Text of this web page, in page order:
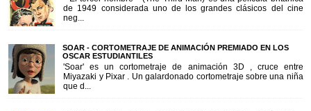
de 1949 considerada uno de los grandes clásicos del cine
neg...
SOAR - CORTOMETRAJE DE ANIMACIÓN PREMIADO EN LOS
OSCAR ESTUDIANTILES
'Soar' es un cortometraje de animación 3D , cruce entre
Miyazaki y Pixar . Un galardonado cortometraje sobre una niña
que d...